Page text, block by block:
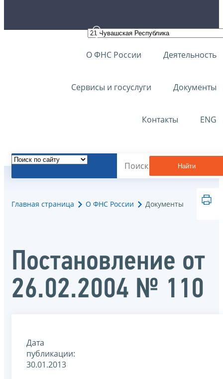
О ФНС России Деятельность
Сервисы и госуслуги Документы
Контакты ENG
Найти
Главная страница О ФНС России Документы
Постановление от
26.02.2004 № 110
Дата
публикации:
30.01.2013